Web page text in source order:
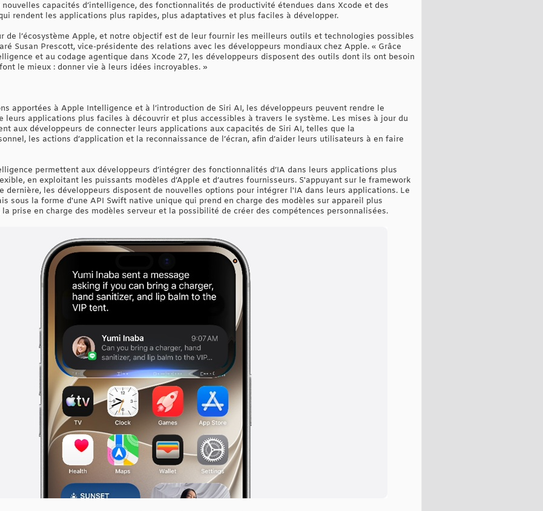
capacités d’intelligence, des fonctionnalités de productivité étendues dans Xcode et des
rendent les applications plus rapides, plus adaptatives et plus faciles à développer.
de l’écosystème Apple, et notre objectif est de leur fournir les meilleurs outils et technologies possibles
Susan Prescott, vice-présidente des relations avec les développeurs mondiaux chez Apple. « Grâce
et au codage agentique dans Xcode 27, les développeurs disposent des outils dont ils ont besoin
le mieux : donner vie à leurs idées incroyables. »
apportées à Apple Intelligence et à l’introduction de Siri AI, les développeurs peuvent rendre le
applications plus faciles à découvrir et plus accessibles à travers le système. Les mises à jour du
aux développeurs de connecter leurs applications aux capacités de Siri AI, telles que la
les actions d’application et la reconnaissance de l’écran, afin d’aider leurs utilisateurs à en faire
permettent aux développeurs d’intégrer des fonctionnalités d’IA dans leurs applications plus
en exploitant les puissants modèles d’Apple et d’autres fournisseurs. S'appuyant sur le framework
dernière, les développeurs disposent de nouvelles options pour intégrer l'IA dans leurs applications. Le
sous la forme d'une API Swift native unique qui prend en charge des modèles sur appareil plus
prise en charge des modèles serveur et la possibilité de créer des compétences personnalisées.